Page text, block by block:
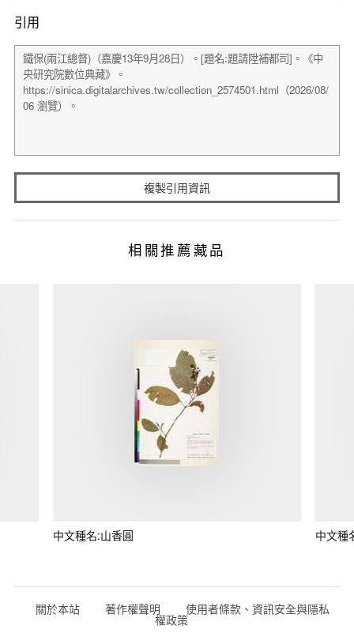
引用
複製引用資訊
相關推薦藏品
中文種名:山香圓 中文種
關於本站 著作權聲明 使用者條款、資訊安全與隱私
權政策